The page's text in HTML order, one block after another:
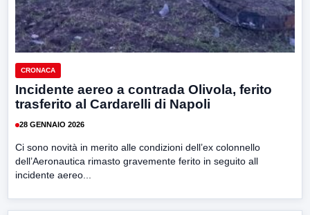
CRONACA
Incidente aereo a contrada Olivola, ferito
trasferito al Cardarelli di Napoli
28 GENNAIO 2026
Ci sono novità in merito alle condizioni dell’ex colonnello
dell’Aeronautica rimasto gravemente ferito in seguito all
incidente aereo...